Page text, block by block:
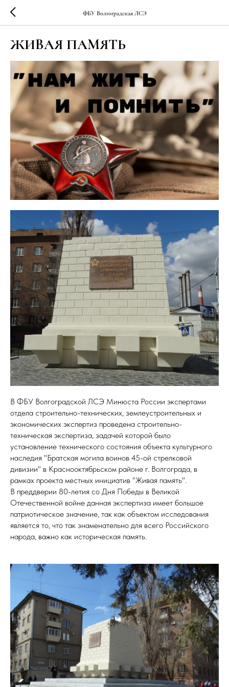
ФБУ Волгоградская ЛСЭ
ЖИВАЯ ПАМЯТЬ
В ФБУ Волгоградской ЛСЭ Минюста России экспертами
отдела строительно-технических, землеустроительных и
экономических экспертиз проведена строительно-
техническая экспертиза, задачей которой было
установление технического состояния объекта культурного
наследия "Братская могила воинов 45-ой стрелковой
дивизии" в Краснооктябрьском районе г. Волгограда, в
рамках проекта местных инициатив "Живая память".
В преддверии 80-летия со Дня Победы в Великой
Отечественной войне данная экспертиза имеет большое
патриотическое значение, так как объектом исследования
является то, что так знаменательно для всего Российского
народа, важно как историческая память.